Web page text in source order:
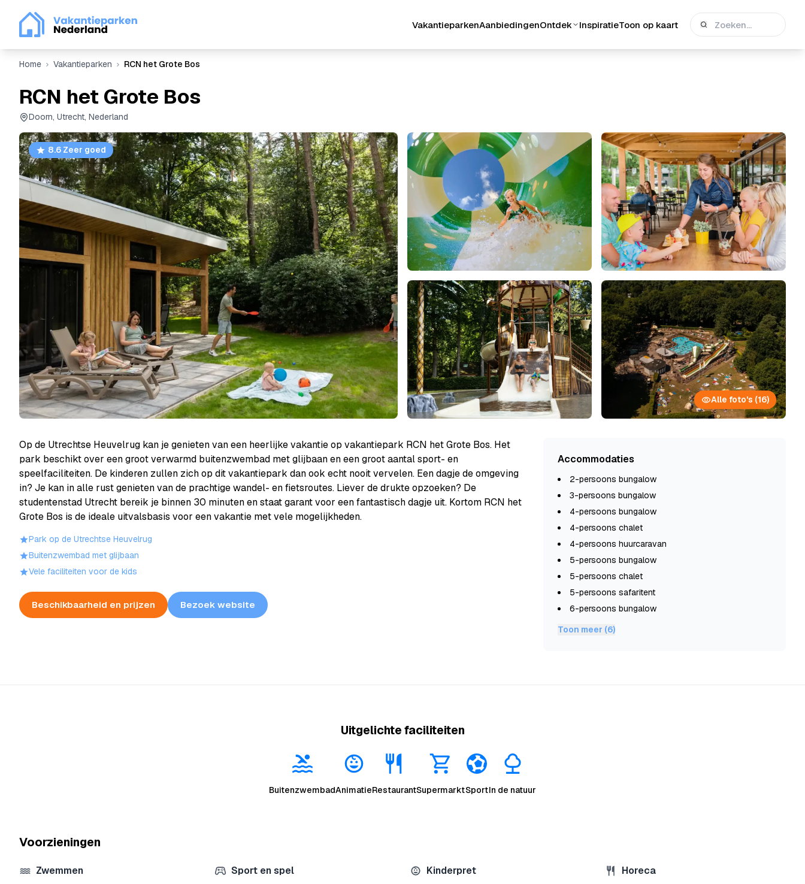
VakantieparkenAanbiedingenOntdek InspiratieToon op kaart
Home Vakantieparken RCN het Grote Bos
RCN het Grote Bos
Doorn, Utrecht, Nederland
8.6 Zeer goed
Alle foto's (16)
Op de Utrechtse Heuvelrug kan je genieten van een heerlijke vakantie op vakantiepark RCN het Grote Bos. Het
park beschikt over een groot verwarmd buitenzwembad met glijbaan en een groot aantal sport- en
speelfaciliteiten. De kinderen zullen zich op dit vakantiepark dan ook echt nooit vervelen. Een dagje de omgeving
in? Je kan in alle rust genieten van de prachtige wandel- en fietsroutes. Liever de drukte opzoeken? De
studentenstad Utrecht bereik je binnen 30 minuten en staat garant voor een fantastisch dagje uit. Kortom RCN het
Grote Bos is de ideale uitvalsbasis voor een vakantie met vele mogelijkheden.
Park op de Utrechtse Heuvelrug
Buitenzwembad met glijbaan
Vele faciliteiten voor de kids
Beschikbaarheid en prijzen Bezoek website
Accommodaties
2-persoons bungalow
3-persoons bungalow
4-persoons bungalow
4-persoons chalet
4-persoons huurcaravan
5-persoons bungalow
5-persoons chalet
5-persoons safaritent
6-persoons bungalow
Toon meer (6)
Uitgelichte faciliteiten
BuitenzwembadAnimatieRestaurantSupermarktSportIn de natuur
Voorzieningen
Zwemmen Sport en spel Kinderpret Horeca